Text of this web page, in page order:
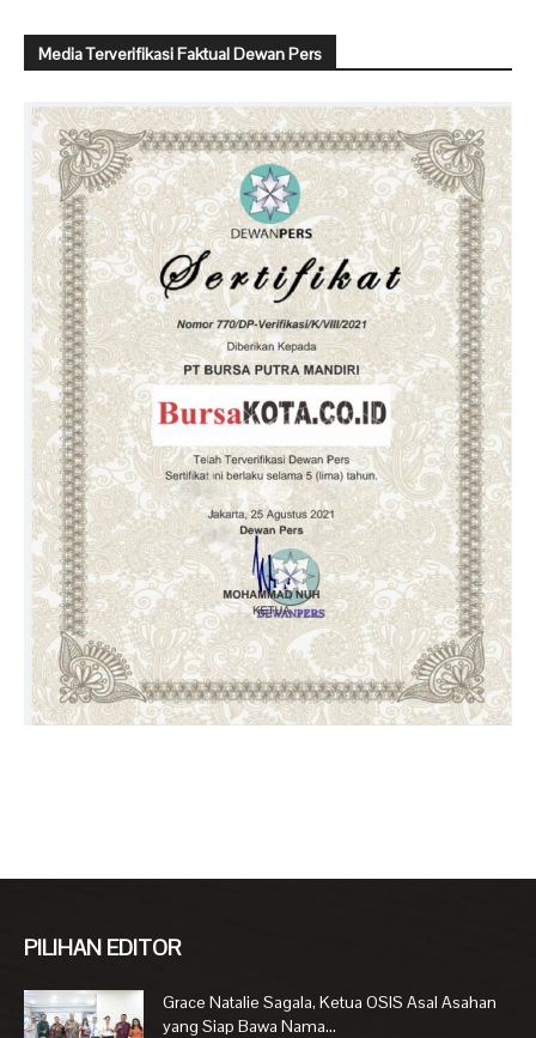
Media Terverifikasi Faktual Dewan Pers
PILIHAN EDITOR
Grace Natalie Sagala, Ketua OSIS Asal Asahan
yang Siap Bawa Nama...